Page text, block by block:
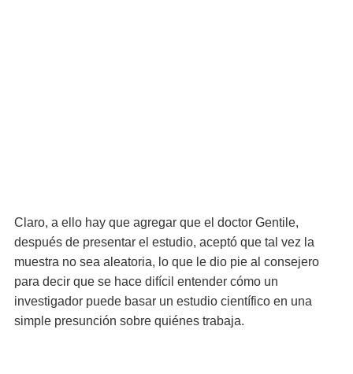
Claro, a ello hay que agregar que el doctor Gentile,
después de presentar el estudio, aceptó que tal vez la
muestra no sea aleatoria, lo que le dio pie al consejero
para decir que se hace difícil entender cómo un
investigador puede basar un estudio científico en una
simple presunción sobre quiénes trabaja.